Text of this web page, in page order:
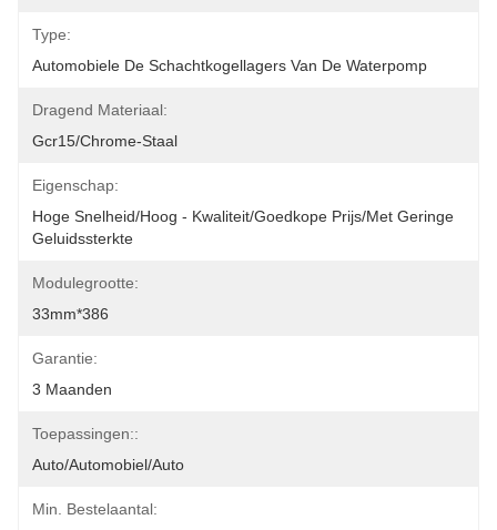
Type:
Automobiele De Schachtkogellagers Van De Waterpomp
Dragend Materiaal:
Gcr15/Chrome-Staal
Eigenschap:
Hoge Snelheid/Hoog - Kwaliteit/Goedkope Prijs/Met Geringe
Geluidssterkte
Modulegrootte:
33mm*386
Garantie:
3 Maanden
Toepassingen::
Auto/Automobiel/Auto
Min. Bestelaantal: